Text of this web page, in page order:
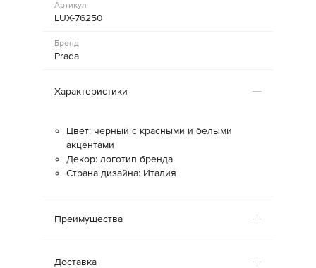
Артикул
LUX-76250
Бренд
Prada
Характеристики
Цвет: черный с красными и белыми
акцентами
Декор: логотип бренда
Страна дизайна: Италия
Преимущества
Доставка